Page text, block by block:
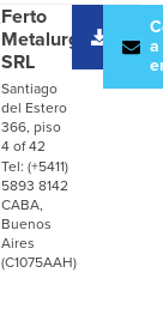
Ferto
Metalurgia
SRL
Santiago
del Estero
366, piso
4 of 42
Tel: (+5411)
5893 8142
CABA,
Buenos
Aires
(C1075AAH)